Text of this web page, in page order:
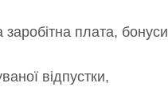
заробітна плата, бонуси
відпустки,